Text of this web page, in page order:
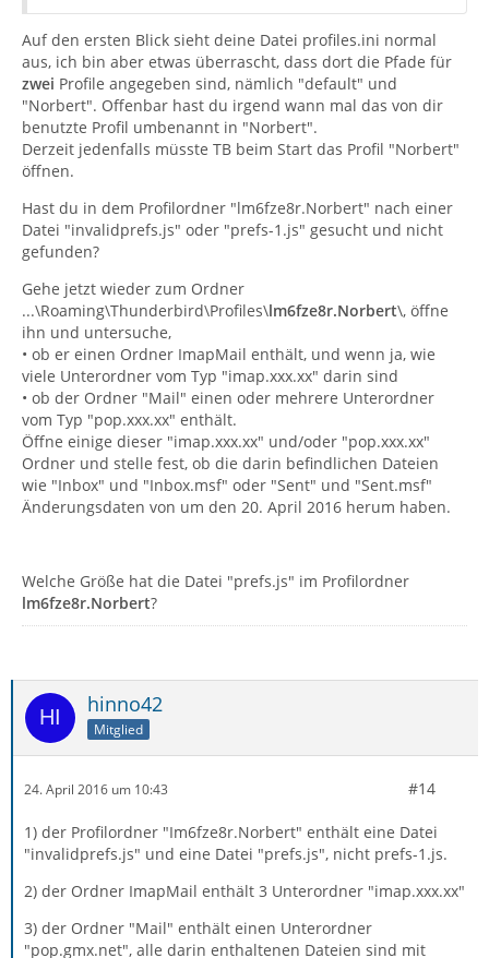
Auf den ersten Blick sieht deine Datei profiles.ini normal
aus, ich bin aber etwas überrascht, dass dort die Pfade für
zwei Profile angegeben sind, nämlich "default" und
"Norbert". Offenbar hast du irgend wann mal das von dir
benutzte Profil umbenannt in "Norbert".
Derzeit jedenfalls müsste TB beim Start das Profil "Norbert"
öffnen.
Hast du in dem Profilordner "lm6fze8r.Norbert" nach einer
Datei "invalidprefs.js" oder "prefs-1.js" gesucht und nicht
gefunden?
Gehe jetzt wieder zum Ordner
...\Roaming\Thunderbird\Profiles\lm6fze8r.Norbert\, öffne
ihn und untersuche,
• ob er einen Ordner ImapMail enthält, und wenn ja, wie
viele Unterordner vom Typ "imap.xxx.xx" darin sind
• ob der Ordner "Mail" einen oder mehrere Unterordner
vom Typ "pop.xxx.xx" enthält.
Öffne einige dieser "imap.xxx.xx" und/oder "pop.xxx.xx"
Ordner und stelle fest, ob die darin befindlichen Dateien
wie "Inbox" und "Inbox.msf" oder "Sent" und "Sent.msf"
Änderungsdaten von um den 20. April 2016 herum haben.
Welche Größe hat die Datei "prefs.js" im Profilordner
lm6fze8r.Norbert?
hinno42
Mitglied
24. April 2016 um 10:43 #14
1) der Profilordner "Im6fze8r.Norbert" enthält eine Datei
"invalidprefs.js" und eine Datei "prefs.js", nicht prefs-1.js.
2) der Ordner ImapMail enthält 3 Unterordner "imap.xxx.xx"
3) der Ordner "Mail" enthält einen Unterordner
"pop.gmx.net", alle darin enthaltenen Dateien sind mit